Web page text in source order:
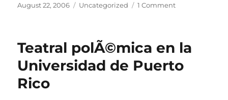
Posted
August 22, 2006 Categories
Uncategorized 1 Commenton
Teatral polÃ©mica en la
Universidad de Puerto
Rico